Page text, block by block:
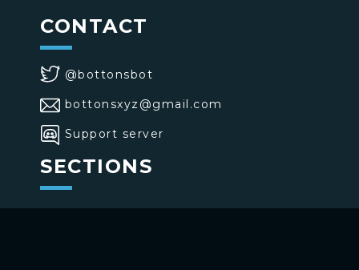
CONTACT
@bottonsbot
bottonsxyz@gmail.com
Support server
SECTIONS
>Home